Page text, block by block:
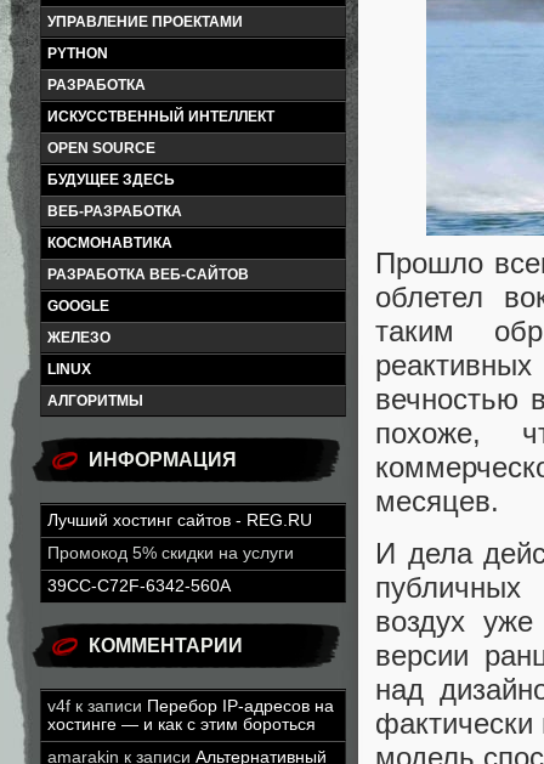
УПРАВЛЕНИЕ ПРОЕКТАМИ
PYTHON
РАЗРАБОТКА
ИСКУССТВЕННЫЙ ИНТЕЛЛЕКТ
OPEN SOURCE
БУДУЩЕЕ ЗДЕСЬ
ВЕБ-РАЗРАБОТКА
КОСМОНАВТИКА
РАЗРАБОТКА ВЕБ-САЙТОВ
GOOGLE
ЖЕЛЕЗО
LINUX
АЛГОРИТМЫ
ИНФОРМАЦИЯ
Лучший хостинг сайтов - REG.RU
Промокод 5% скидки на услуги
39CC-C72F-6342-560A
КОММЕНТАРИИ
v4f к записи Перебор IP-адресов на
хостинге — и как с этим бороться
amarakin к записи Альтернативный
Прошло
облетел
таким
вечностью
похоже,
месяцев.
И дела
воздух уже
версии
над
фактически